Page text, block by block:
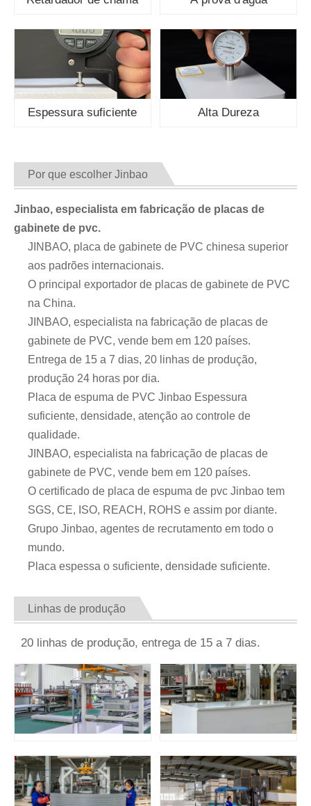
Espessura suficiente Alta Dureza
Por que escolher Jinbao
Jinbao, especialista em fabricação de placas de
gabinete de pvc.
JINBAO, placa de gabinete de PVC chinesa superior
aos padrões internacionais.
O principal exportador de placas de gabinete de PVC
na China.
JINBAO, especialista na fabricação de placas de
gabinete de PVC, vende bem em 120 países.
Entrega de 15 a 7 dias, 20 linhas de produção,
produção 24 horas por dia.
Placa de espuma de PVC Jinbao Espessura
suficiente, densidade, atenção ao controle de
qualidade.
JINBAO, especialista na fabricação de placas de
gabinete de PVC, vende bem em 120 países.
O certificado de placa de espuma de pvc Jinbao tem
SGS, CE, ISO, REACH, ROHS e assim por diante.
Grupo Jinbao, agentes de recrutamento em todo o
mundo.
Placa espessa o suficiente, densidade suficiente.
Linhas de produção
20 linhas de produção, entrega de 15 a 7 dias.